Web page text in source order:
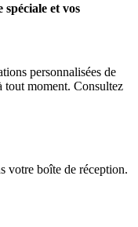
et vos
personnalisées de
tout moment. Consultez
votre boîte de réception.